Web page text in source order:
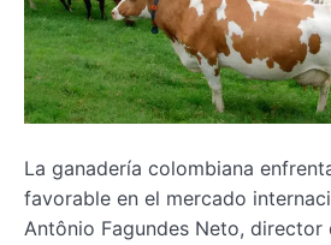
La ganadería colombiana
favorable en el mercado
Antônio Fagundes Neto, director